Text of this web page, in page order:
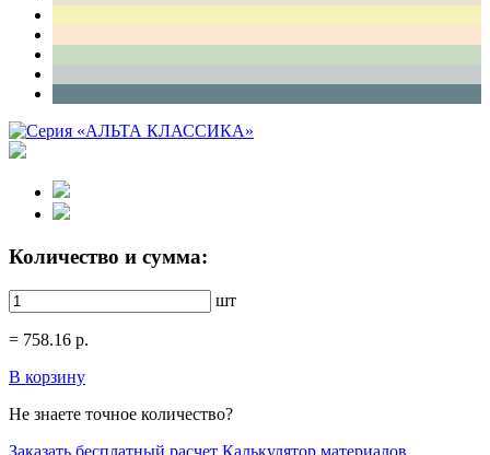
Количество и сумма:
шт
= 758.16 р.
В корзину
Не знаете точное количество?
Заказать бесплатный расчет Калькулятор материалов